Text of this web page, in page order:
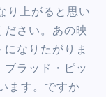
り上がると思い
ださい。あの映
なりたがりま
ラッド・ピッ
ます。ですか